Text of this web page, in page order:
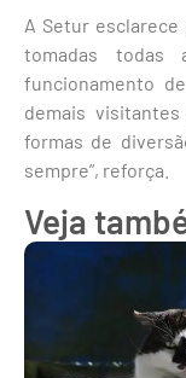
A Setur esclarece
tomadas todas
funcionamento
demais
formas de
sempre”, reforça.
Veja